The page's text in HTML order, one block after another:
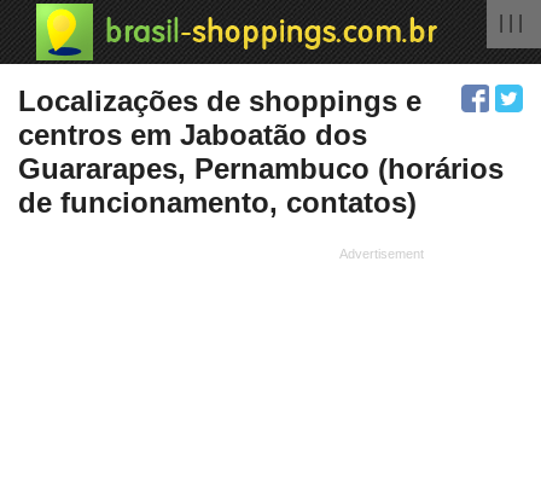
Localizações de shoppings e
centros em Jaboatão dos
Guararapes, Pernambuco (horários
de funcionamento, contatos)